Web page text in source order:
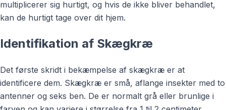
multiplicerer sig hurtigt, og hvis de ikke bliver behandlet,
kan de hurtigt tage over dit hjem.
Identifikation af Skægkræ
Det første skridt i bekæmpelse af skægkræ er at
identificere dem. Skægkræ er små, aflange insekter med to
antenner og seks ben. De er normalt grå eller brunlige i